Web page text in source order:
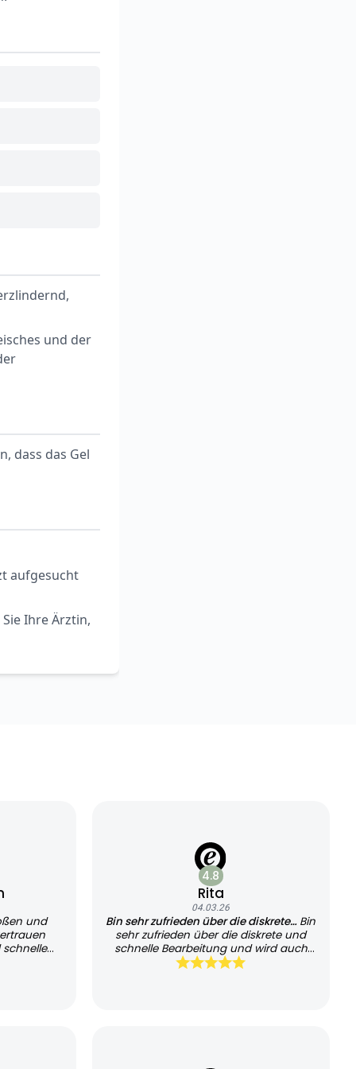
und der
dass das Gel
aufgesucht
Ihre Ärztin,
und
schnelle
4.8
Rita
04.03.26
Bin sehr zufrieden über die diskrete… Bin
sehr zufrieden über die diskrete und
schnelle Bearbeitung und wird auch
sehr schnell geliefert, kann es jedem